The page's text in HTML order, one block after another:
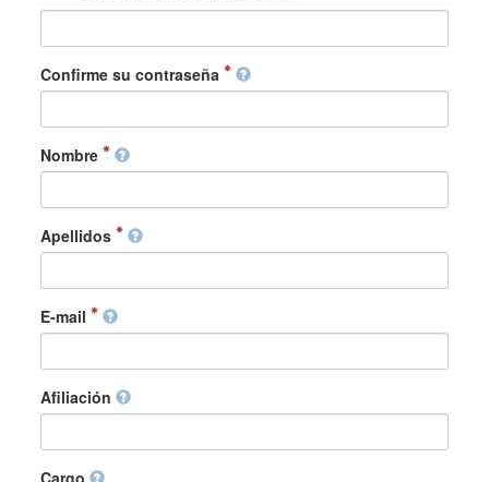
Confirme su contraseña
Nombre
Apellidos
E-mail
Afiliación
Cargo